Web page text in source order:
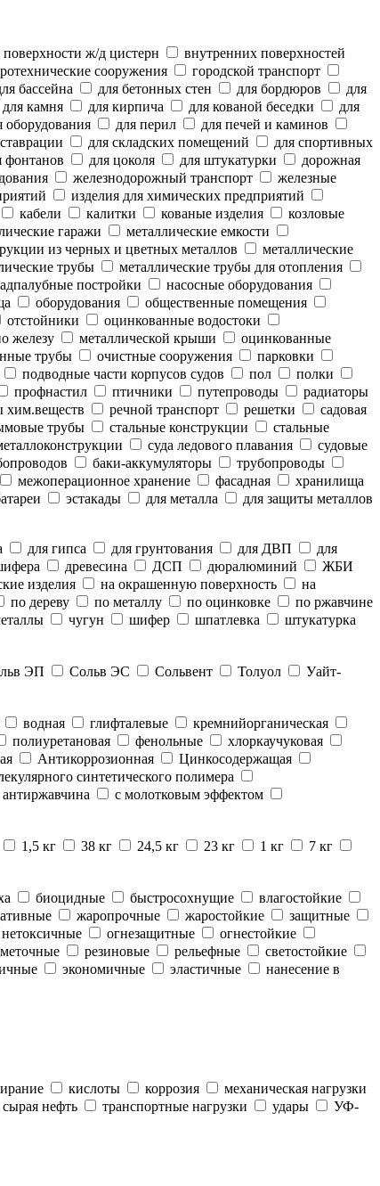
ж/д цистерн
внутренних поверхностей
сооружения
городской транспорт
бассейна для бетонных стен для бордюров
для
для камня для кирпича для кованой беседки
для
оборудования для перил
для печей и каминов
для складских помещений
для спортивных
фонтанов для цоколя для штукатурки
дорожная
железнодорожный транспорт
железные
изделия для химических предприятий
кабели калитки кованые изделия
козловые
гаражи
металлические емкости
из черных и цветных металлов
металлические
трубы
металлические трубы для отопления
постройки
насосные оборудования
оборудования
общественные помещения
отстойники
оцинкованные водостоки
железу металлической крыши
оцинкованные
трубы очистные сооружения
парковки
подводные части корпусов судов пол
полки
профнастил птичники путепроводы
радиаторы
хим.веществ речной транспорт решетки
садовая
трубы стальные конструкции
стальные
суда ледового плавания
судовые
баки-аккумуляторы
трубопроводы
межоперационное хранение фасадная
хранилища
эстакады для металла
для защиты металлов
для гипса для грунтования для ДВП
для
древесина ДСП дюралюминий
ЖБИ
изделия на окрашенную поверхность
на
по дереву по металлу по оцинковке
по ржавчине
чугун шифер шпатлевка
штукатурка
ЭП Сольв ЭС Сольвент Толуол
Уайт-
водная глифталевые
кремнийорганическая
полиуретановая фенольные
хлоркаучуковая
Антикоррозионная
Цинкосодержащая
синтетического полимера
антиржавчина
с молотковым эффектом
1,5 кг 38 кг 24,5 кг 23 кг 1 кг
7 кг
биоцидные быстросохнущие
влагостойкие
жаропрочные жаростойкие
защитные
нетоксичные огнезащитные
огнестойкие
резиновые рельефные
светостойкие
экономичные эластичные
нанесение в
кислоты коррозия
механическая нагрузки
сырая нефть транспортные нагрузки удары
УФ-